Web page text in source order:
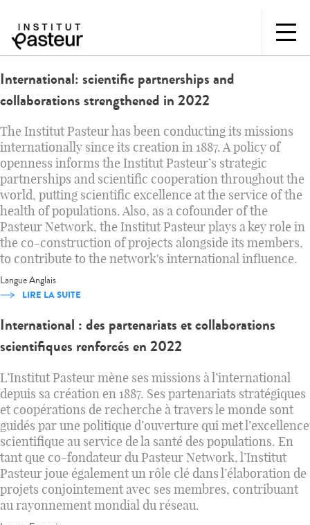
International: scientific partnerships and
collaborations strengthened in 2022
The Institut Pasteur has been conducting its missions
internationally since its creation in 1887. A policy of
openness informs the Institut Pasteur’s strategic
partnerships and scientific cooperation throughout the
world, putting scientific excellence at the service of the
health of populations. Also, as a cofounder of the
Pasteur Network, the Institut Pasteur plays a key role in
the co-construction of projects alongside its members,
to contribute to the network's international influence.
LangueAnglais
LIRE LA SUITE
International : des partenariats et collaborations
scientifiques renforcés en 2022
L’Institut Pasteur mène ses missions à l’international
depuis sa création en 1887. Ses partenariats stratégiques
et coopérations de recherche à travers le monde sont
guidés par une politique d’ouverture qui met l’excellence
scientifique au service de la santé des populations. En
tant que co‑fondateur du Pasteur Network, l’Institut
Pasteur joue également un rôle clé dans l’élaboration de
projets conjointement avec ses membres, contribuant
au rayonnement mondial du réseau.